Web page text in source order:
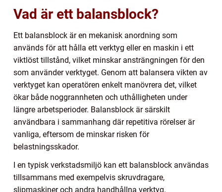
Vad är ett balansblock?
Ett balansblock är en mekanisk anordning som
används för att hålla ett verktyg eller en maskin i ett
viktlöst tillstånd, vilket minskar ansträngningen för den
som använder verktyget. Genom att balansera vikten av
verktyget kan operatören enkelt manövrera det, vilket
ökar både noggrannheten och uthålligheten under
längre arbetsperioder. Balansblock är särskilt
användbara i sammanhang där repetitiva rörelser är
vanliga, eftersom de minskar risken för
belastningsskador.
I en typisk verkstadsmiljö kan ett balansblock användas
tillsammans med exempelvis skruvdragare,
slipmaskiner och andra handhållna verktyg.